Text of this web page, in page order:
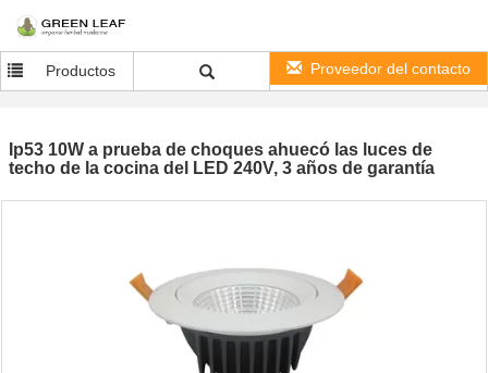
Productos Proveedor del contacto
Ip53 10W a prueba de choques ahuecó las luces de
techo de la cocina del LED 240V, 3 años de garantía